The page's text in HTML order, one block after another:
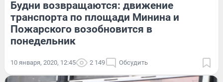
Будни возвращаются: движение
транспорта по площади Минина и
Пожарского возобновится в
понедельник
10 января, 2020, 12:45 2 149 Обсудить